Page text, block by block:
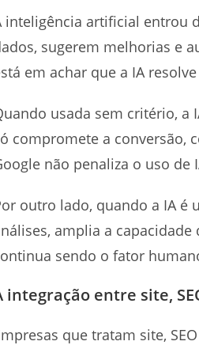
inteligência artificial entrou
sugerem melhorias e
em achar que a IA
usada sem critério, a
compromete a conversão,
não penaliza o uso de
outro lado, quando a IA é
amplia a
sendo o fator
integração entre site,
que tratam site,